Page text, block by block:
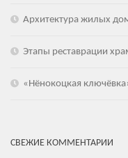
Архитектура жилых
Этапы реставрации
«Нёнокоцкая
СВЕЖИЕ КОММЕНТАРИИ